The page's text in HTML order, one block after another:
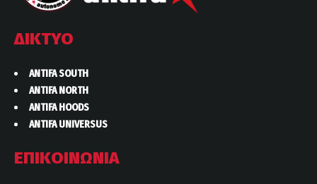
ΔΙΚΤΥΟ
ANTIFA SOUTH
ANTIFA NORTH
ANTIFA HOODS
ANTIFA UNIVERSUS
ΕΠΙΚΟΙΝΩΝΙΑ